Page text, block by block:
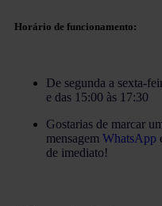
Horário de funcionamento:
De segunda a sexta-
e das 15:00 às 17:30
Gostarias de marcar
mensagem WhatsApp
de imediato!